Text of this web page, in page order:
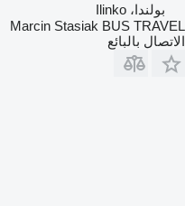
بولندا، Ilinko
Marcin Stasiak BUS TRAVEL
الاتصال بالبائع